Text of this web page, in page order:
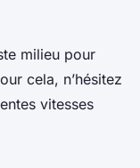
milieu pour
cela, n’hésitez
vitesses